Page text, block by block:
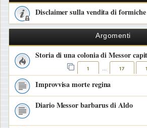
Disclaimer sulla vendita di formiche
Argomenti
Storia di una colonia di Messor
1 … 17
Improvvisa morte regina
Diario Messor barbarus di Aldo